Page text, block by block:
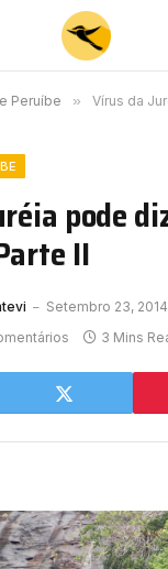
Peruíbe » Vírus da Juréia
pode
II
Setembro 23, 2014
3 Mins